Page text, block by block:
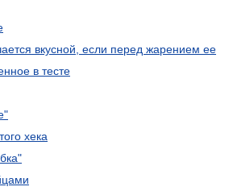
вкусной, если перед жарением ее
в тесте
хека